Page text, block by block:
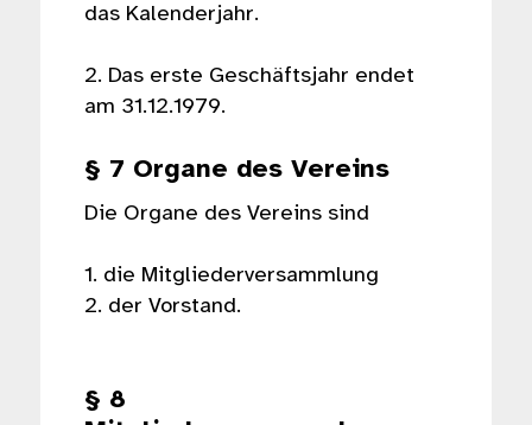
das Kalenderjahr.
2. Das erste Geschäftsjahr endet
am 31.12.1979.
§ 7 Organe des Vereins
Die Organe des Vereins sind
1. die Mitgliederversammlung
2. der Vorstand.
§ 8